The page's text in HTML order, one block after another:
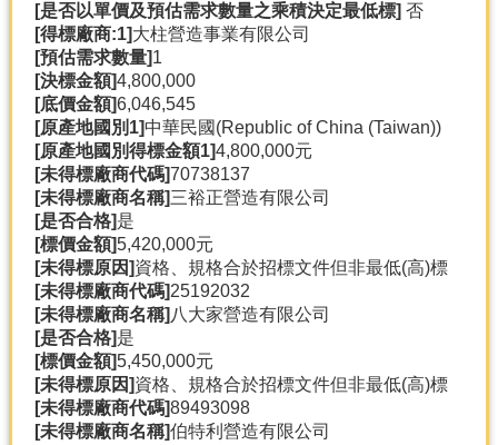
[是否以單價及預估需求數量之乘積決定最低標] 否
[得標廠商:1]大柱營造事業有限公司
[預估需求數量]1
[決標金額]4,800,000
[底價金額]6,046,545
[原產地國別1]中華民國(Republic of China (Taiwan))
[原產地國別得標金額1]4,800,000元
[未得標廠商代碼]70738137
[未得標廠商名稱]三裕正營造有限公司
[是否合格]是
[標價金額]5,420,000元
[未得標原因]資格、規格合於招標文件但非最低(高)標
[未得標廠商代碼]25192032
[未得標廠商名稱] 八大家營造有限公司
[是否合格]是
[標價金額]5,450,000元
[未得標原因]資格、規格合於招標文件但非最低(高)標
[未得標廠商代碼]89493098
[未得標廠商名稱]伯特利營造有限公司